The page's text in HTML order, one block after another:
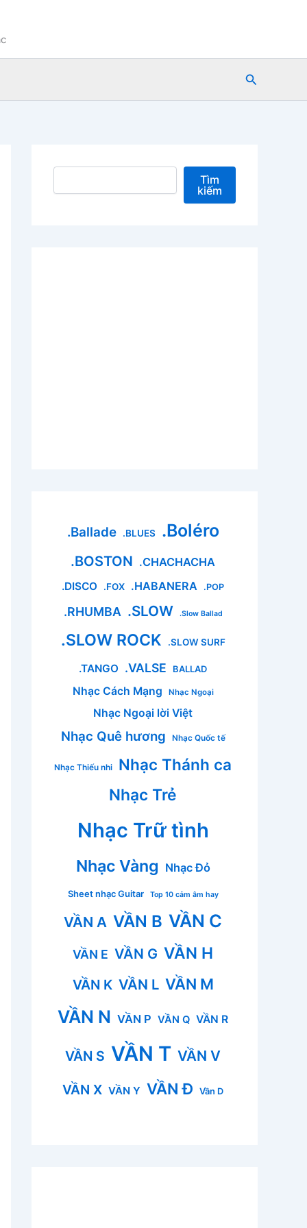
Tìm
Tìm kiếm
Tìm
kiếm
.Ballade .BLUES .Boléro
.BOSTON .CHACHACHA
.DISCO .FOX .HABANERA .POP
.RHUMBA .SLOW .Slow Ballad
.SLOW ROCK .SLOW SURF
.TANGO .VALSE BALLAD
Nhạc Cách Mạng Nhạc Ngoại
Nhạc Ngoại lời Việt
Nhạc Quê hương Nhạc Quốc tế
Nhạc Thiếu nhi Nhạc Thánh ca
Nhạc Trẻ
Nhạc Trữ tình
Nhạc Vàng Nhạc Đỏ
Sheet nhạc Guitar Top 10 cảm âm hay
VẦN A VẦN B VẦN C
VẦN E VẦN G VẦN H
VẦN K VẦN L VẦN M
VẦN N VẦN P VẦN Q VẦN R
VẦN S VẦN T VẦN V
VẦN X VẦN Y VẦN Đ Vần D